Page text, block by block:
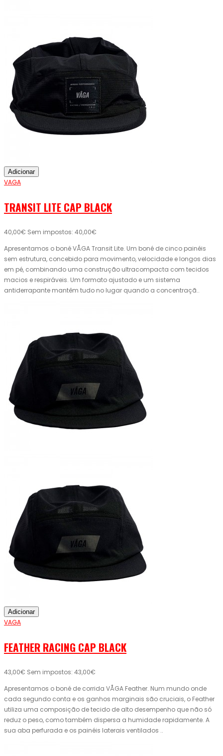
Adicionar
VAGA
TRANSIT LITE CAP BLACK
40,00€ Sem impostos: 40,00€
Apresentamos o boné VÅGA Transit Lite. Um boné de cinco painéis
sem estrutura, concebido para movimento, velocidade e longos dias
em pé, combinando uma construção ultracompacta com tecidos
macios e respiráveis. Um formato ajustado e um sistema
antiderrapante mantêm tudo no lugar quando a concentraçã..
Adicionar
VAGA
FEATHER RACING CAP BLACK
43,00€ Sem impostos: 43,00€
Apresentamos o boné de corrida VÅGA Feather. Num mundo onde
cada segundo conta e os ganhos marginais são cruciais, o Feather
utiliza uma composição de tecido de alto desempenho que não só
reduz o peso, como também dispersa a humidade rapidamente. A
sua aba perfurada e os painéis laterais ventilados ..